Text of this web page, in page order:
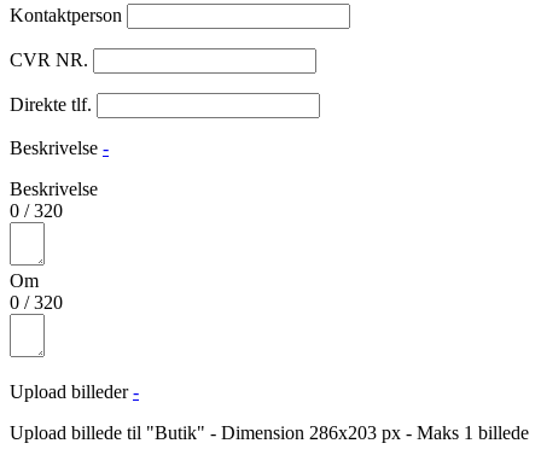
Kontaktperson
CVR NR.
Direkte tlf.
Beskrivelse -
Beskrivelse
0 /320
Om
0 /320
Upload billeder -
Upload billede til "Butik" - Dimension 286x203 px - Maks 1 billede